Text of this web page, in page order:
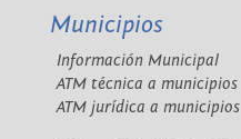
Municipios
Información Municipal
ATM técnica a municipios
ATM jurídica a municipios